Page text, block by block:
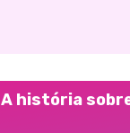
A história